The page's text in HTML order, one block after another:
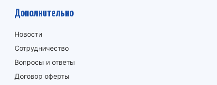
Дополнительно
Новости
Сотрудничество
Вопросы и ответы
Договор оферты